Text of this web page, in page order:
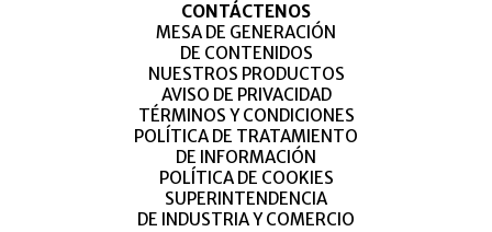
CONTÁCTENOS
MESA DE GENERACIÓN
DE CONTENIDOS
NUESTROS PRODUCTOS
AVISO DE PRIVACIDAD
TÉRMINOS Y CONDICIONES
POLÍTICA DE TRATAMIENTO
DE INFORMACIÓN
POLÍTICA DE COOKIES
SUPERINTENDENCIA
DE INDUSTRIA Y COMERCIO